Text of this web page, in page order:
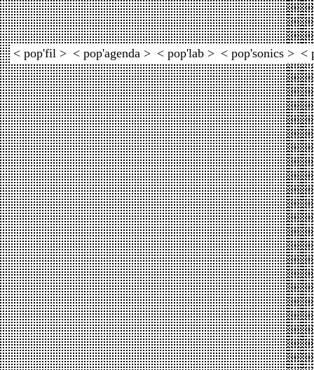
< pop'fil > < pop'agenda > < pop'lab > < pop'sonics > <